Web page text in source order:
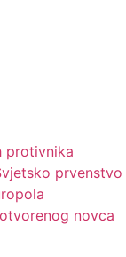
protivnika
prvenstvo
novca